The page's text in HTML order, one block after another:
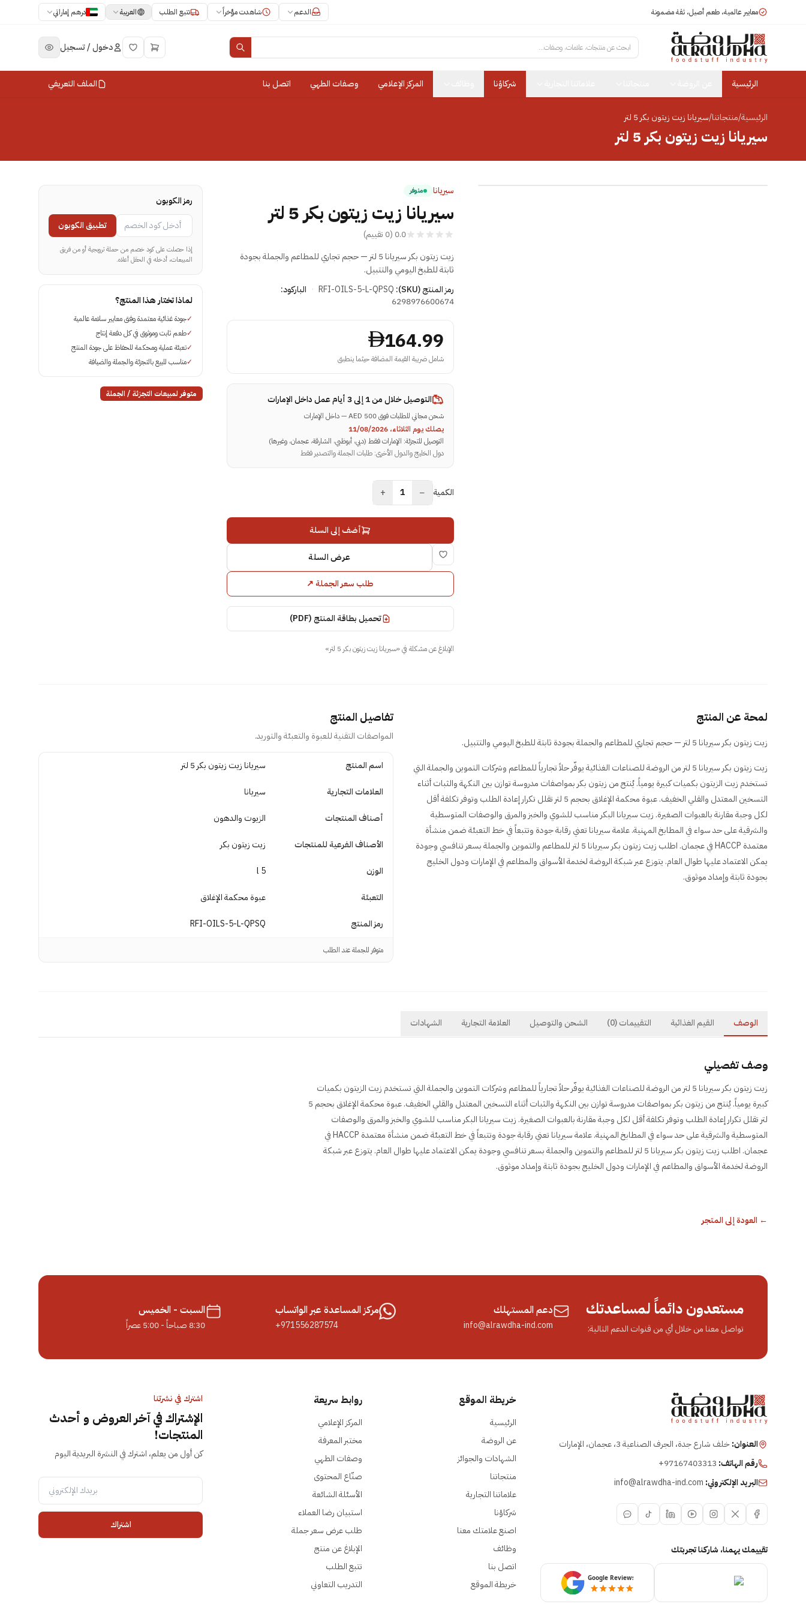
معايير عالمية، طعم أصيل، ثقة مضمونة الدعم شاهدت مؤخراً تتبع الطلب العربية درهم إماراتي
ابحث عن منتجات، علامات، وصفات... دخول / تسجيل
الرئيسية شركاؤنا المركز الإعلامي وصفات الطهي اتصل بنا الملف التعريفي
الرئيسية/منتجاتنا/سيريانا زيت زيتون بكر 5 لتر
سيريانا زيت زيتون بكر 5 لتر
سيريانا متوفر
سيريانا زيت زيتون بكر 5 لتر
0.0
(
0 تقييم)
زيت زيتون بكر سيريانا 5 لتر — حجم تجاري للمطاعم والجملة بجودة
ثابتة للطبخ اليومي والتتبيل.
رمز المنتج (SKU):
RFI-OILS-5-L-QPSQ
· الباركود:
6298976600674
164.99
شامل ضريبة القيمة المضافة حيثما ينطبق
التوصيل خلالمن 1 إلى 3 أيام عمل داخل الإمارات
شحن مجاني للطلبات فوق 500 AED — داخل الإمارات
يصلك يوم الثلاثاء، 11/08/2026
التوصيل للتجزئة: الإمارات فقط (دبي، أبوظبي، الشارقة، عجمان، وغيرها)
دول الخليج والدول الأخرى: طلبات الجملة والتصدير فقط
الكمية −
1
+
أضف إلى السلة
عرض السلة
طلب سعر الجملة↗
تحميل بطاقة المنتج (PDF)
الإبلاغ عن مشكلة في«سيريانا زيت زيتون بكر 5 لتر »
رمز الكوبون
تطبيق الكوبون
إذا حصلت على كود خصم من حملة ترويجية أو من فريق
المبيعات، أدخله في الحقل أعلاه.
لماذا تختار هذا المنتج؟
✓جودة غذائية معتمدة وفق معايير سلامة عالمية
✓طعم ثابت وموثوق في كل دفعة إنتاج
✓تعبئة عملية ومحكمة للحفاظ على جودة المنتج
✓مناسب للبيع بالتجزئة والجملة والضيافة
متوفر لمبيعات التجزئة / الجملة
لمحة عن المنتج
زيت زيتون بكر سيريانا 5 لتر — حجم تجاري للمطاعم والجملة بجودة ثابتة للطبخ اليومي والتتبيل.
زيت زيتون بكر سيريانا 5 لتر من الروضة للصناعات الغذائية يوفّر حلاً تجارياً للمطاعم وشركات التموين والجملة التي
تستخدم زيت الزيتون بكميات كبيرة يومياً. يُنتج من زيتون بكر بمواصفات مدروسة توازن بين النكهة والثبات أثناء
التسخين المعتدل والقلي الخفيف. عبوة محكمة الإغلاق بحجم 5 لتر تقلل تكرار إعادة الطلب وتوفر تكلفة أقل
لكل وجبة مقارنة بالعبوات الصغيرة. زيت سيريانا البكر مناسب للشوي والخبز والمرق والوصفات المتوسطية
والشرقية على حد سواء في المطابخ المهنية. علامة سيريانا تعني رقابة جودة وتتبعاً في خط التعبئة ضمن منشأة
معتمدة HACCP في عجمان. اطلب زيت زيتون بكر سيريانا 5 لتر للمطاعم والتموين والجملة بسعر تنافسي وجودة
يمكن الاعتماد عليها طوال العام. يتوزع عبر شبكة الروضة لخدمة الأسواق والمطاعم في الإمارات ودول الخليج
بجودة ثابتة وإمداد موثوق.
تفاصيل المنتج
المواصفات التقنية للعبوة والتعبئة والتوريد.
اسم المنتج سيريانا زيت زيتون بكر 5 لتر
العلامات التجارية سيريانا
أصناف المنتجات الزيوت والدهون
الأصناف الفرعية للمنتجات زيت زيتون بكر
الوزن 5 l
التعبئة عبوة محكمة الإغلاق
رمز المنتج RFI-OILS-5-L-QPSQ
متوفر للجملة عند الطلب
الوصف القيم الغذائية التقييمات(0) الشحن والتوصيل العلامة التجارية الشهادات
وصف تفصيلي
زيت زيتون بكر سيريانا 5 لتر من الروضة للصناعات الغذائية يوفّر حلاً تجارياً للمطاعم وشركات التموين والجملة التي تستخدم زيت الزيتون بكميات
كبيرة يومياً. يُنتج من زيتون بكر بمواصفات مدروسة توازن بين النكهة والثبات أثناء التسخين المعتدل والقلي الخفيف. عبوة محكمة الإغلاق بحجم 5
لتر تقلل تكرار إعادة الطلب وتوفر تكلفة أقل لكل وجبة مقارنة بالعبوات الصغيرة. زيت سيريانا البكر مناسب للشوي والخبز والمرق والوصفات
المتوسطية والشرقية على حد سواء في المطابخ المهنية. علامة سيريانا تعني رقابة جودة وتتبعاً في خط التعبئة ضمن منشأة معتمدة HACCP في
عجمان. اطلب زيت زيتون بكر سيريانا 5 لتر للمطاعم والتموين والجملة بسعر تنافسي وجودة يمكن الاعتماد عليها طوال العام. يتوزع عبر شبكة
الروضة لخدمة الأسواق والمطاعم في الإمارات ودول الخليج بجودة ثابتة وإمداد موثوق.
← العودة إلى المتجر
مستعدون دائماً لمساعدتك
تواصل معنا من خلال أي من قنوات الدعم التالية:
دعم المستهلك
info@alrawdha-ind.com
مركز المساعدة عبر الواتساب
+971556287574
السبت - الخميس
8:30 صباحاً - 5:00 عصراً
العنوان:خلف شارع جدة، الجرف الصناعية 3، عجمان، الإمارات
رقم الهاتف: +97167403313
البريد الإلكتروني: info@alrawdha-ind.com
تقييمك يهمنا، شاركنا تجربتك
خريطة الموقع
الرئيسية
عن الروضة
الشهادات والجوائز
منتجاتنا
علاماتنا التجارية
شركاؤنا
اصنع علامتك معنا
وظائف
اتصل بنا
خريطة الموقع
روابط سريعة
المركز الإعلامي
مختبر المعرفة
وصفات الطهي
صنّاع المحتوى
الأسئلة الشائعة
استبيان رضا العملاء
طلب عرض سعر جملة
الإبلاغ عن منتج
تتبع الطلب
التدريب التعاوني
اشترك في نشرتنا
الإشتراك في آخر العروض و أحدث
المنتجات!
كن أول من يعلم، اشترك في النشرة البريدية اليوم
اشتراك